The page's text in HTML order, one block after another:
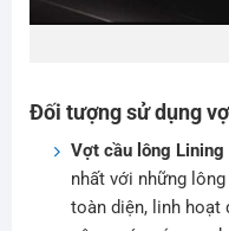
Đối tượng sử dụng
Vợt cầu lông
nhất với những
toàn diện, linh hoạt